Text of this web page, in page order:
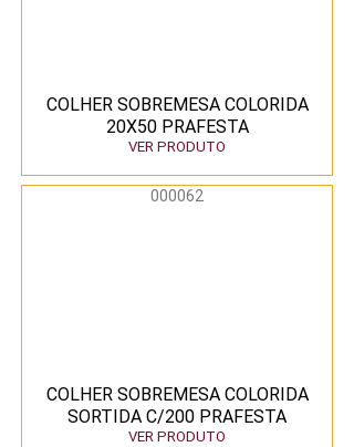
COLHER SOBREMESA COLORIDA
20X50 PRAFESTA
VER PRODUTO
000062
COLHER SOBREMESA COLORIDA
SORTIDA C/200 PRAFESTA
VER PRODUTO